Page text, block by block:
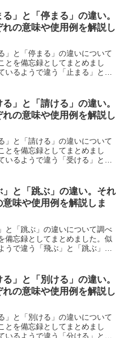
る」と「停まる」の違い。
れの意味や使用例を解説し
」と「停まる」の違いについて
とを備忘録としてまとめまし
いるようで違う「止まる」と
る」と「請ける」の違い。
れの意味や使用例を解説し
」と「請ける」の違いについて
とを備忘録としてまとめまし
いるようで違う「受ける」と
」と「跳ぶ」の違い。それ
意味や使用例を解説しま
と「跳ぶ」の違いについて調べ
備忘録としてまとめました。似
うで違う「飛ぶ」と「跳ぶ」の
る」と「別ける」の違い。
れの意味や使用例を解説し
」と「別ける」の違いについて
とを備忘録としてまとめまし
いるようで違う「分ける」と